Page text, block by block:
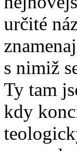
určité
s nimiž
Ty tam
kdy